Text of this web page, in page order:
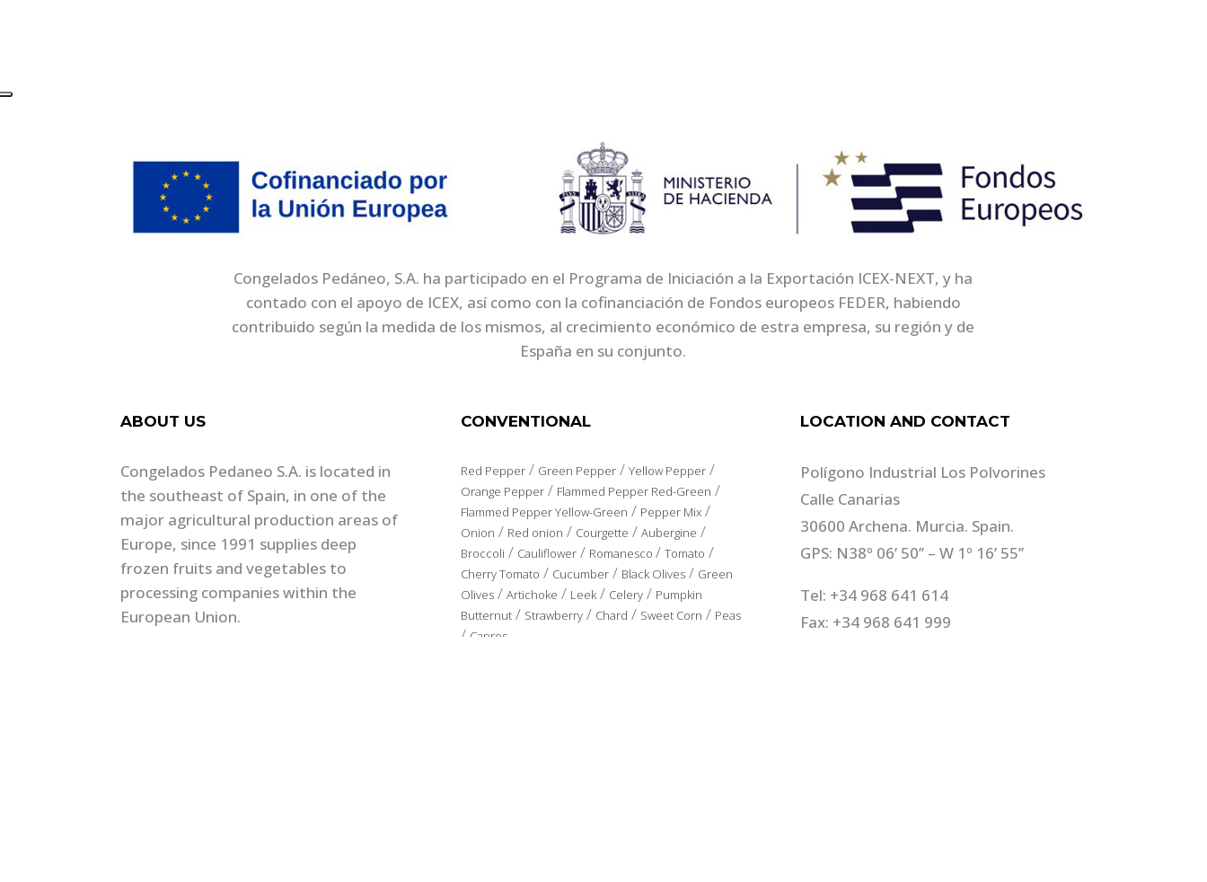
Congelados Pedáneo, S.A. ha participado en el Programa de Iniciación a la Exportación ICEX-NEXT, y ha
contado con el apoyo de ICEX, así como con la cofinanciación de Fondos europeos FEDER, habiendo
contribuido según la medida de los mismos, al crecimiento económico de estra empresa, su región y de
España en su conjunto.
ABOUT US
Congelados Pedaneo S.A. is located in
the southeast of Spain, in one of the
major agricultural production areas of
Europe, since 1991 supplies deep
frozen fruits and vegetables to
processing companies within the
European Union.
CONVENTIONAL
Red Pepper/ Green Pepper/ Yellow Pepper/
Orange Pepper/ Flammed Pepper Red-Green /
Flammed Pepper Yellow-Green / Pepper Mix/
Onion / Red onion / Courgette / Aubergine /
Broccoli / Cauliflower/ Romanesco / Tomato /
Cherry Tomato / Cucumber/ Black Olives/ Green
Olives/ Artichoke / Leek/ Celery/ Pumpkin
Butternut/ Strawberry/ Chard / Sweet Corn / Peas
/ Capres
LOCATION AND CONTACT
Polígono Industrial Los Polvorines
Calle Canarias
30600 Archena. Murcia. Spain.
GPS: N38º 06’ 50’’ – W 1º 16’ 55’’
Tel: +34 968 641 614
Fax: +34 968 641 999